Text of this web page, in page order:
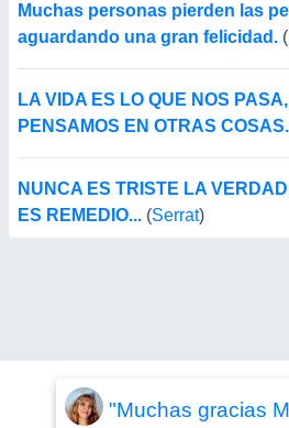
Muchas personas pierden las
aguardando una gran felicidad. (
LA VIDA ES LO QUE NOS
PENSAMOS EN OTRAS COSAS.
NUNCA ES TRISTE LA
ES REMEDIO... (Serrat)
"Muchas gracias